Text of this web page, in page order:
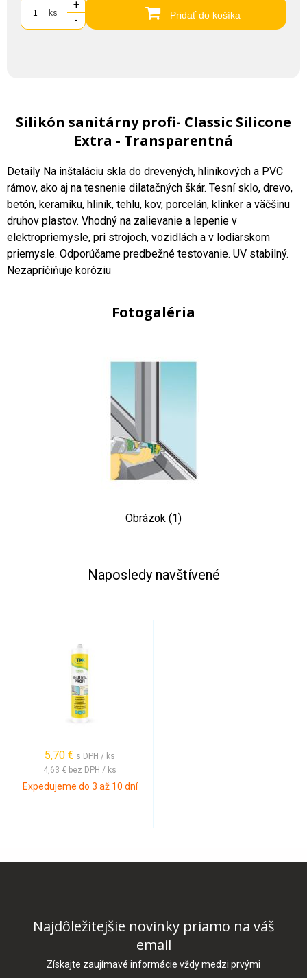
ks
+
-
Pridať do košíka
Silikón sanitárny profi- Classic Silicone
Extra - Transparentná
Detaily Na inštaláciu skla do drevených, hliníkových a PVC
rámov, ako aj na tesnenie dilatačných škár. Tesní sklo, drevo,
betón, keramiku, hliník, tehlu, kov, porcelán, klinker a väčšinu
druhov plastov. Vhodný na zalievanie a lepenie v
elektropriemysle, pri strojoch, vozidlách a v lodiarskom
priemysle. Odporúčame predbežné testovanie. UV stabilný.
Nezapríčiňuje koróziu
Fotogaléria
Obrázok (1)
Naposledy navštívené
5,70 € s DPH / ks
4,63 € bez DPH / ks
Expedujeme do 3 až 10 dní
Najdôležitejšie novinky priamo na váš
email
Získajte zaujímavé informácie vždy medzi prvými